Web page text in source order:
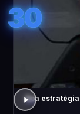
30
Boa